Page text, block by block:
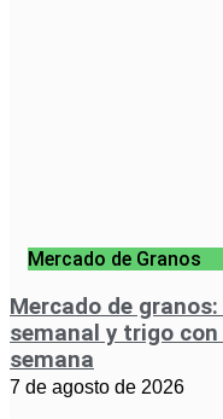
Mercado de Granos
Mercado de
semanal y trigo
semana
7 de agosto de 2026